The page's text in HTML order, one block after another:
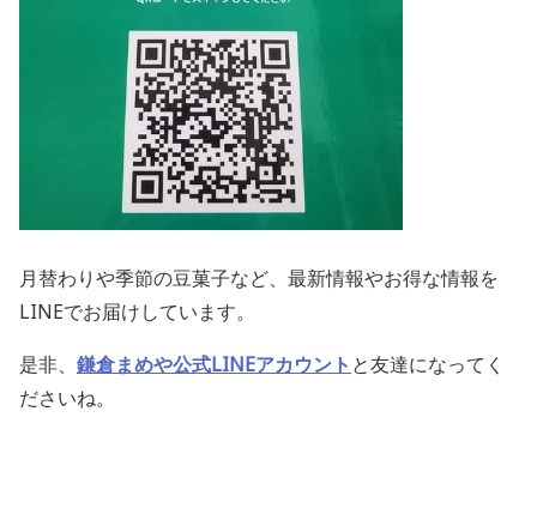
月替わりや季節の豆菓子など、最新情報やお得な情報を
LINEでお届けしています。
是非、 鎌倉まめや公式LINEアカウント と友達になってく
ださいね。